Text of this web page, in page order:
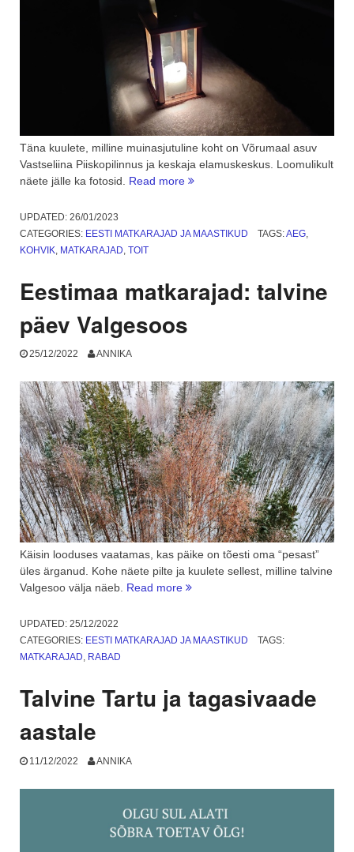
Täna kuulete, milline muinasjutuline koht on Võrumaal asuv
Vastseliina Piiskopilinnus ja keskaja elamuskeskus. Loomulikult
näete jälle ka fotosid. Read more “Öö
Vastseliina
UPDATED: 26/01/2023
CATEGORIES: EESTI MATKARAJAD JA MAASTIKUD TAGS:AEG,
KOHVIK, MATKARAJAD, TOIT
Eestimaa matkarajad: talvine
päev Valgesoos
25/12/2022 ANNIKA
Käisin looduses vaatamas, kas päike on tõesti oma “pesast”
üles ärganud. Kohe näete pilte ja kuulete sellest, milline talvine
Valgesoo välja näeb. Read more “Eestimaa
päev
UPDATED: 25/12/2022
CATEGORIES: EESTI MATKARAJAD JA MAASTIKUD
TAGS:
MATKARAJAD, RABAD
Talvine Tartu ja tagasivaade
aastale
11/12/2022 ANNIKA